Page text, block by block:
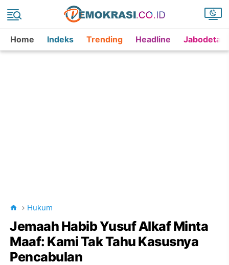
Home Indeks Trending Headline
Hukum
Jemaah Habib Yusuf Alkaf Minta
Maaf: Kami Tak Tahu Kasusnya
Pencabulan